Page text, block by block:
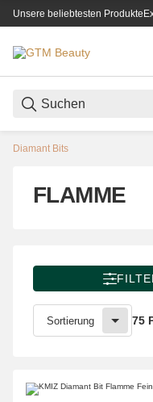
Unsere beliebtesten Produkte
Diamant Bits
FLAMME
Sortierung 75